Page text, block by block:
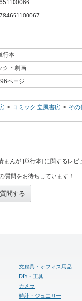
行本
ク・劇画
ページ
> コミック 立風書房 > その
んが [単行本] に関するレビ
質問をお待ちしています！
問する
文房具・オフィス用品
DIY・工具
カメラ
時計・ジュエリー